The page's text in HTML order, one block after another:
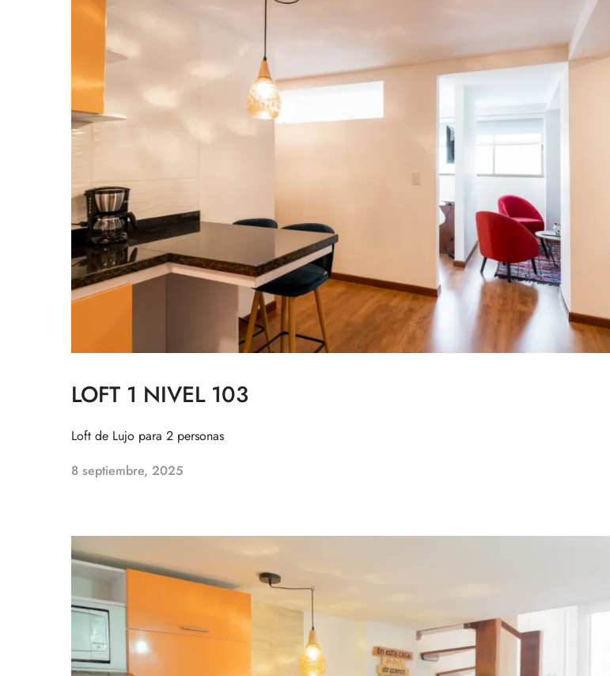
LOFT 1 NIVEL 103
Loft de Lujo para 2 personas
8 septiembre, 2025